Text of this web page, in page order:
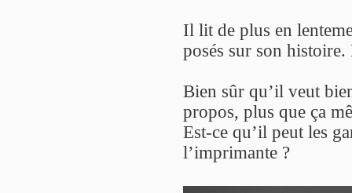
Il lit de plus en
posés sur son
Bien sûr qu’il veut
propos, plus que ça
Est-ce qu’il peut les
l’imprimante ?